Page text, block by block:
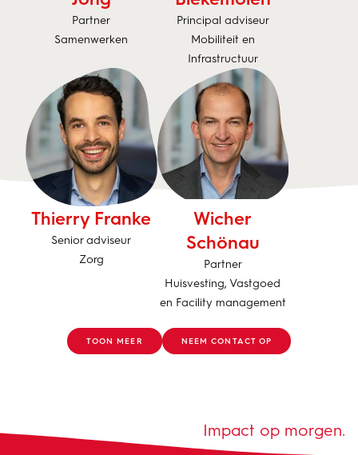
Partner
Samenwerken
Principal adviseur
Mobiliteit en
Infrastructuur
Thierry Franke
Senior adviseur
Zorg
Wicher
Schönau
Partner
Huisvesting, Vastgoed
en Facility management
TOON MEER NEEM CONTACT OP
Impact op morgen.